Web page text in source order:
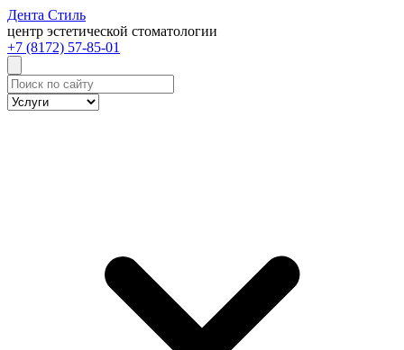
Дента Стиль
центр эстетической стоматологии
+7 (8172) 57-85-01